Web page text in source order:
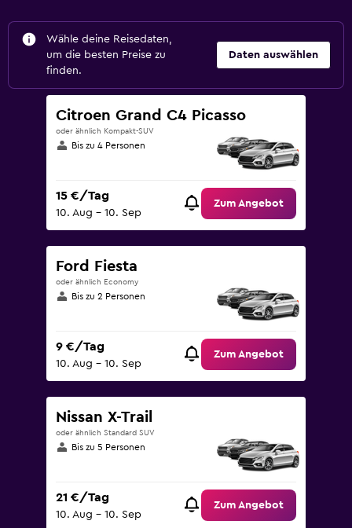
Wähle deine Reisedaten,
um die besten Preise zu
finden.
Daten auswählen
Citroen Grand C4 Picasso
oder ähnlich Kompakt-SUV
Bis zu 4 Personen
15 €/Tag
10. Aug – 10. Sep
Zum Angebot
Ford Fiesta
oder ähnlich Economy
Bis zu 2 Personen
9 €/Tag
10. Aug – 10. Sep
Zum Angebot
Nissan X-Trail
oder ähnlich Standard SUV
Bis zu 5 Personen
21 €/Tag
10. Aug – 10. Sep
Zum Angebot